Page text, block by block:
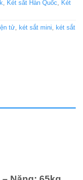
Két sắt Hàn Quốc
Két
tử két sắt mini
két sắt